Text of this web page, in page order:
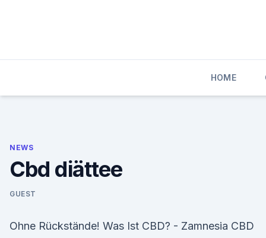
HOME
NEWS
Cbd diättee
GUEST
Ohne Rückstände! Was Ist CBD? - Zamnesia CBD